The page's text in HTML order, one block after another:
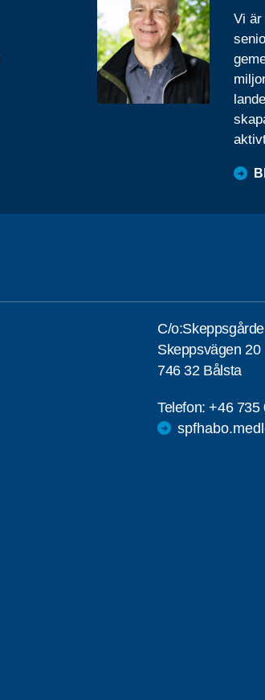
Vi är
C/
Skeppsvägen 20
746 32 Bålsta
Telefon:+46 735